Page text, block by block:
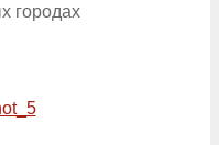
городах